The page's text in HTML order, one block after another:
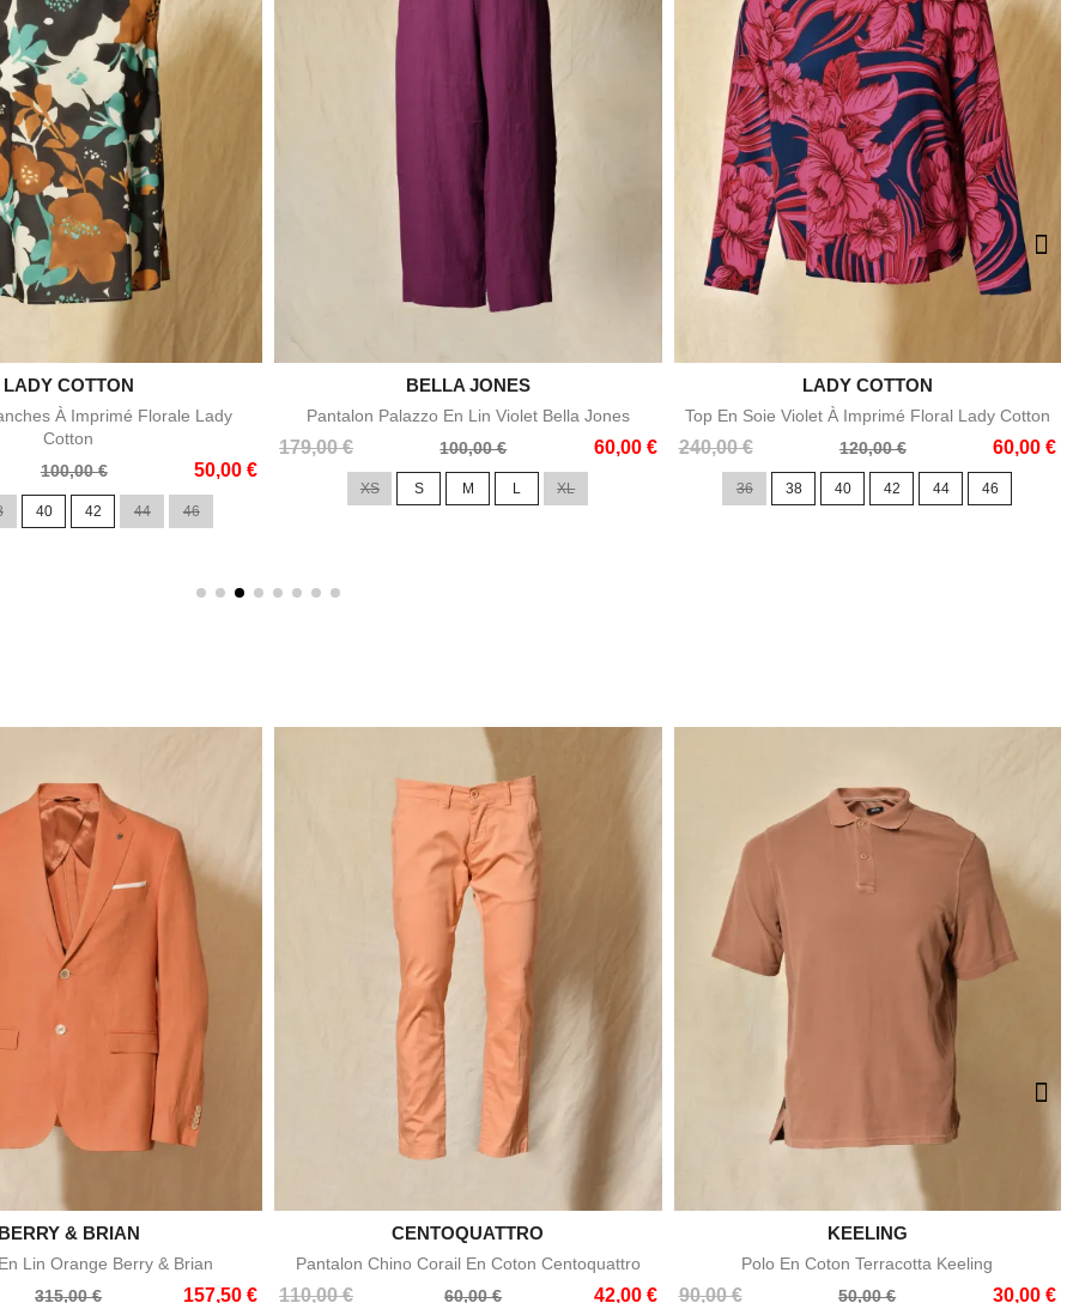
Aperçu rapide
LADY COTTON
À Imprimé Florale Lady
Cotton
100,00 € 50,00 €
40 42 44 46
Aperçu rapide
BELLA JONES
Pantalon Palazzo En Lin Violet Bella Jones
179,00 €
Prix
100,00 € 60,00 €
Prix
XS S M L XL
Aperçu rapide
LADY COTTON
Top En Soie Violet À Imprimé Floral Lady Cotton
240,00 €
Prix
120,00 € 60,00 €
Prix
36 38 40 42 44 46
Aperçu rapide
BERRY & BRIAN
Lin Orange Berry & Brian
315,00 € 157,50 €
Aperçu rapide
CENTOQUATTRO
Pantalon Chino Corail En Coton Centoquattro
110,00 €
Prix 60,00 € 42,00 €
Prix
Aperçu rapide
KEELING
Polo En Coton Terracotta Keeling
90,00 €
Prix 50,00 € 30,00 €
Prix